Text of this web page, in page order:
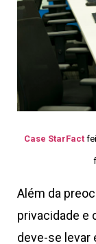
Case StarFact
Além da
privacidade e
deve-se levar